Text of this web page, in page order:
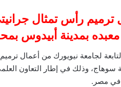
ترميم رأس تمثال
معبده بمدينة أبيدوس
التابعة لجامعة نيويورك من أعمال
سوهاج، وذلك في إطار التعاون
في مصر.